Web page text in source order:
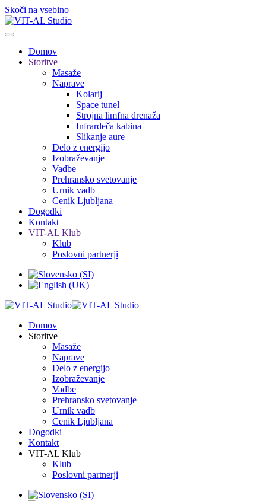
Skoči na vsebino
Domov
Storitve
Masaže
Naprave
Kolarij
Space tunel
Strojna limfna drenaža
Infrardeča kabina
Slikanje aure
Delo z energijo
Izobraževanje
Vadbe
Prehransko svetovanje
Urnik vadb
Cenik Ljubljana
Dogodki
Kontakt
VIT-AL Klub
Klub
Poslovni partnerji
Domov
Storitve
Masaže
Naprave
Delo z energijo
Izobraževanje
Vadbe
Prehransko svetovanje
Urnik vadb
Cenik Ljubljana
Dogodki
Kontakt
VIT-AL Klub
Klub
Poslovni partnerji